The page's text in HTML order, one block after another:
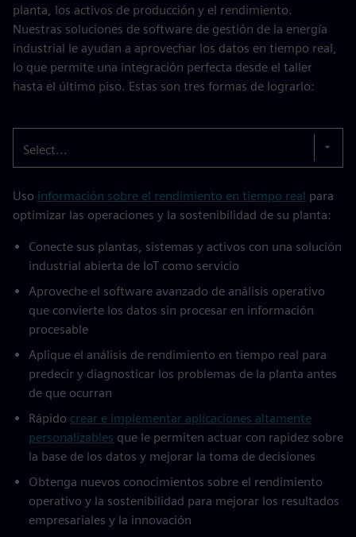
planta, los activos de producción y el rendimiento.
Nuestras soluciones de software de gestión de la energía
industrial le ayudan a aprovechar los datos en tiempo real,
lo que permite una integración perfecta desde el taller
hasta el último piso. Estas son tres formas de lograrlo:
Select...
Uso información sobre el rendimiento en tiempo real para
optimizar las operaciones y la sostenibilidad de su planta:
Conecte sus plantas, sistemas y activos con una solución
industrial abierta de IoT como servicio
Aproveche el software avanzado de análisis operativo
que convierte los datos sin procesar en información
procesable
Aplique el análisis de rendimiento en tiempo real para
predecir y diagnosticar los problemas de la planta antes
de que ocurran
Rápido crear e implementar aplicaciones altamente
personalizables que le permiten actuar con rapidez sobre
la base de los datos y mejorar la toma de decisiones
Obtenga nuevos conocimientos sobre el rendimiento
operativo y la sostenibilidad para mejorar los resultados
empresariales y la innovación